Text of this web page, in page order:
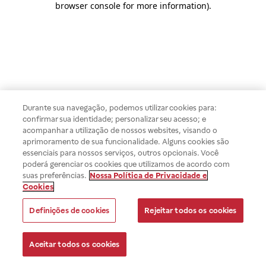
browser console for more information).
Durante sua navegação, podemos utilizar cookies para:
confirmar sua identidade; personalizar seu acesso; e
acompanhar a utilização de nossos websites, visando o
aprimoramento de sua funcionalidade. Alguns cookies são
essenciais para nossos serviços, outros opcionais. Você
poderá gerenciar os cookies que utilizamos de acordo com
suas preferências. Nossa Política de Privacidade e
Cookies
Definições de cookies Rejeitar todos os cookies
Aceitar todos os cookies